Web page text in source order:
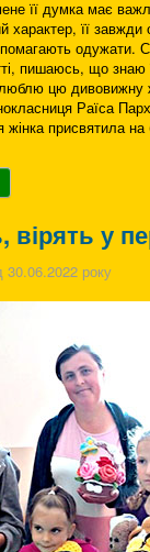
її думка має
її завжди
пишаюсь, що знаю
цю дивовижну
Раїса
жінка присвятила на
у
30.06.2022 року